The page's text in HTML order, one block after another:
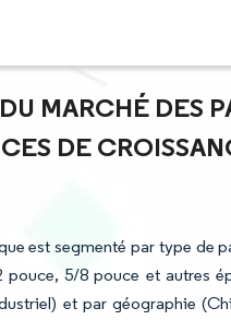
MARCHÉ DES
DE
est segmenté par type de
5/8 pouce et autres
et par géographie